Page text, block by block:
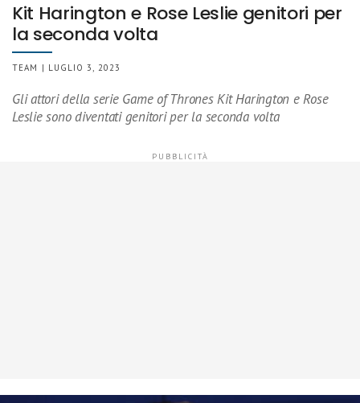
Kit Harington e Rose Leslie genitori per
la seconda volta
TEAM | LUGLIO 3, 2023
Gli attori della serie Game of Thrones Kit Harington e Rose
Leslie sono diventati genitori per la seconda volta